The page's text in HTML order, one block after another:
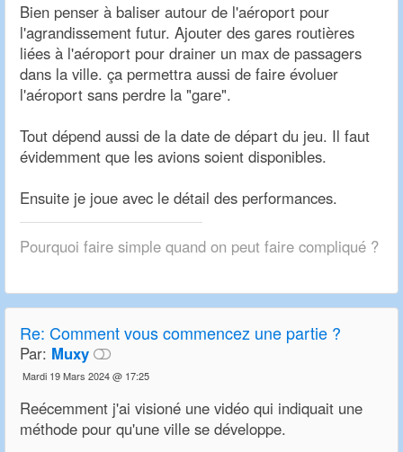
Bien penser à baliser autour de l'aéroport pour
l'agrandissement futur. Ajouter des gares routières
liées à l'aéroport pour drainer un max de passagers
dans la ville. ça permettra aussi de faire évoluer
l'aéroport sans perdre la "gare".
Tout dépend aussi de la date de départ du jeu. Il faut
évidemment que les avions soient disponibles.
Ensuite je joue avec le détail des performances.
Pourquoi faire simple quand on peut faire compliqué ?
Re: Comment vous commencez une partie ?
Par: Muxy
Mardi 19 Mars 2024 @ 17:25
Reécemment j'ai visioné une vidéo qui indiquait une
méthode pour qu'une ville se développe.